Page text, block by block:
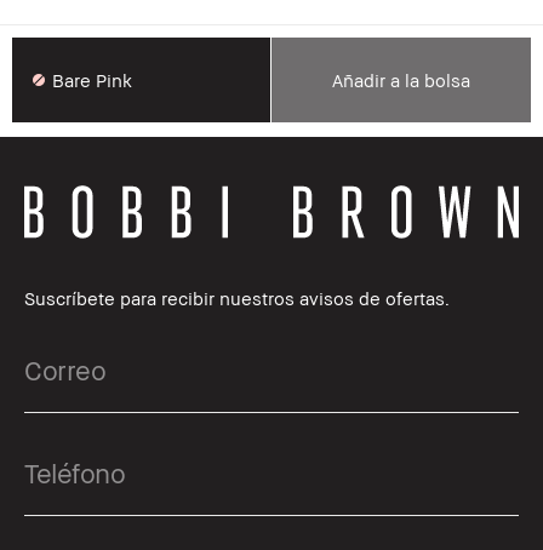
Bare Pink Añadir a la bolsa
Suscríbete para recibir nuestros avisos de ofertas.